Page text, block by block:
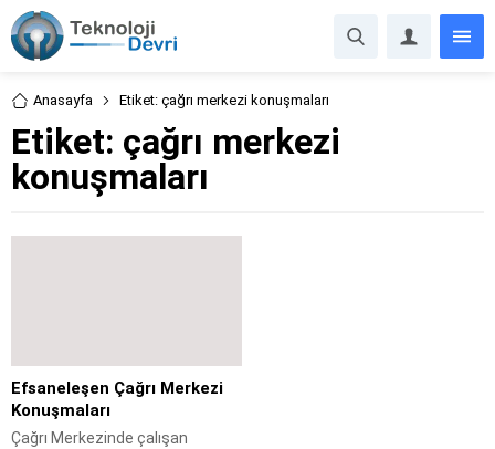
Anasayfa Etiket: çağrı merkezi konuşmaları
Etiket: çağrı merkezi
konuşmaları
Efsaneleşen Çağrı Merkezi
Konuşmaları
Çağrı Merkezinde çalışan